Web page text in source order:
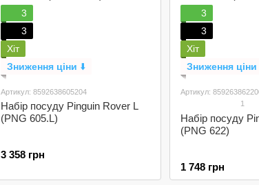
3
3
Хіт
Зниження ціни ⬇️
Артикул: 8592638605204
Набір посуду Pinguin Rover L
(PNG 605.L)
3 358 грн
3
3
Хіт
Зниження ціни
Артикул:
1
Набір посуду
(PNG 622)
1 748 грн